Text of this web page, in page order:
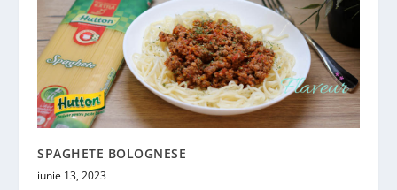
SPAGHETE BOLOGNESE
iunie 13, 2023